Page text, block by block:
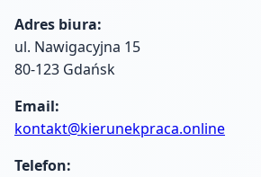
Adres biura:
ul. Nawigacyjna 15
80-123 Gdańsk
Email:
kontakt@kierunekpraca.online
Telefon: